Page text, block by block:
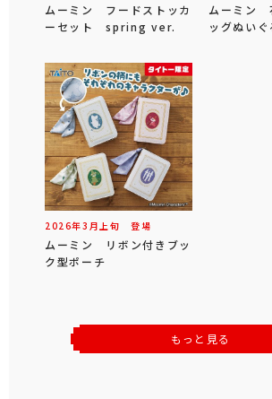
ムーミン フードストッカ
ーセット spring ver.
ムーミン
ッグぬいぐ
2026年3 月 上旬 登場
ムーミン リボン付きブッ
ク型ポーチ
もっと見る